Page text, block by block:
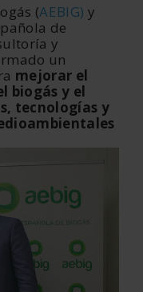
(AEBIG) y
de
y
un
mejorar el
biogás y el
tecnologías y